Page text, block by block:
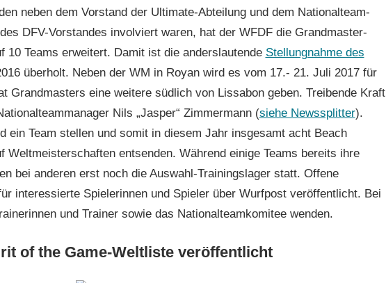
neben dem Vorstand der Ultimate-Abteilung und dem Nationalteam-
DFV-Vorstandes involviert waren, hat der WFDF die Grandmaster-
10 Teams erweitert. Damit ist die anderslautende Stellungnahme des
überholt. Neben der WM in Royan wird es vom 17.- 21. Juli 2017 für
Grandmasters eine weitere südlich von Lissabon geben. Treibende Kraft
Nils „Jasper“ Zimmermann (siehe Newssplitter).
ein Team stellen und somit in diesem Jahr insgesamt acht Beach
Weltmeisterschaften entsenden. Während einige Teams bereits ihre
bei anderen erst noch die Auswahl-Trainingslager statt. Offene
interessierte Spielerinnen und Spieler über Wurfpost veröffentlicht. Bei
und Trainer sowie das Nationalteamkomitee wenden.
of the Game-Weltliste veröffentlicht